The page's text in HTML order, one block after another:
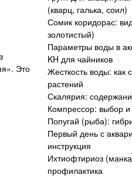
Это
(кварц, галька, соил)
Сомик коридорас:
золотистый)
Параметры воды в
KH для чайников
Жесткость воды: как
растений
Скалярия:
Компрессор: выбор и
Попугай (рыба):
Первый день с
инструкция
Ихтиофтириоз
профилактика